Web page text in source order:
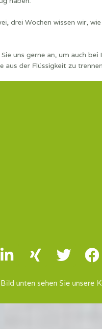
drei Wochen wissen wir,
uns gerne an, um auch bei
aus der Flüssigkeit zu
unten sehen Sie unsere